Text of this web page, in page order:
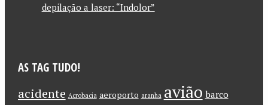
depilação a laser: “Indolor”
AS TAG TUDO!
acidente Acrobacia aeroporto aranha avião barco